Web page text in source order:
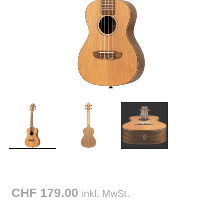
CHF 179.00 inkl. MwSt.